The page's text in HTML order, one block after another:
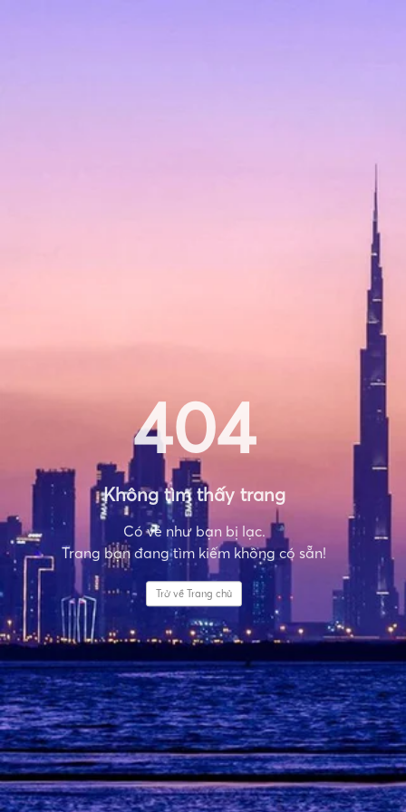
404
Không tìm thấy trang
Có vẻ như bạn bị lạc.
Trang bạn đang tìm kiếm không có sẵn!
Trở về Trang chủ